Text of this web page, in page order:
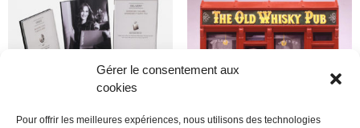
Gérer le consentement aux
cookies
Pour offrir les meilleures expériences, nous utilisons des technologies